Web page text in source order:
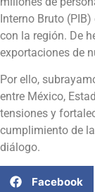
Interno Bruto
con la región. De
exportaciones de
Por ello,
entre México,
tensiones y
cumplimiento de
diálogo.
Facebook